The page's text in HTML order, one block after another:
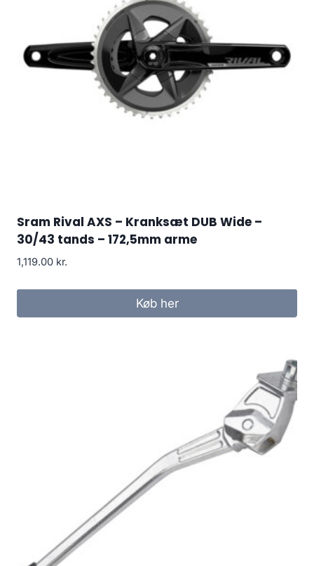
Sram Rival AXS – Kranksæt DUB Wide –
30/43 tands – 172,5mm arme
1,119.00 kr.
Køb her